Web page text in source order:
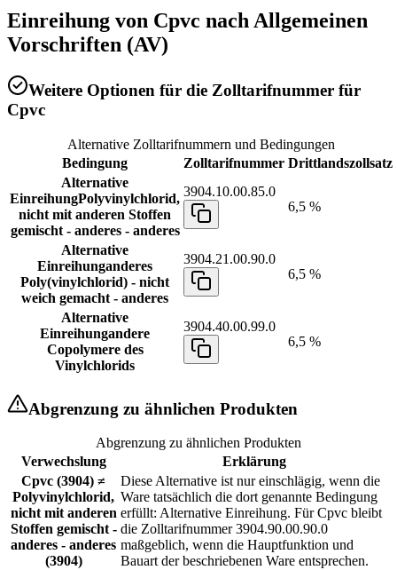
Einreihung von Cpvc nach Allgemeinen
Vorschriften (AV)
Weitere Optionen für die Zolltarifnummer für
Cpvc
Alternative Zolltarifnummern und Bedingungen
Bedingung
Zolltarifnummer Drittlandszollsatz
Alternative
EinreihungPolyvinylchlorid,
nicht mit anderen Stoffen
gemischt - anderes - anderes
3904.10.00.85.0
6,5 %
Alternative
Einreihunganderes
Poly(vinylchlorid) - nicht
weich gemacht - anderes
3904.21.00.90.0
6,5 %
Alternative
Einreihungandere
Copolymere des
Vinylchlorids
3904.40.00.99.0
6,5 %
Abgrenzung zu ähnlichen Produkten
Abgrenzung zu ähnlichen Produkten
Verwechslung
Erklärung
Cpvc (3904) ≠
Polyvinylchlorid,
nicht mit anderen
Stoffen gemischt -
anderes - anderes
(3904)
Diese Alternative ist nur einschlägig, wenn die
Ware tatsächlich die dort genannte Bedingung
erfüllt: Alternative Einreihung. Für Cpvc bleibt
die Zolltarifnummer 3904.90.00.90.0
maßgeblich, wenn die Hauptfunktion und
Bauart der beschriebenen Ware entsprechen.